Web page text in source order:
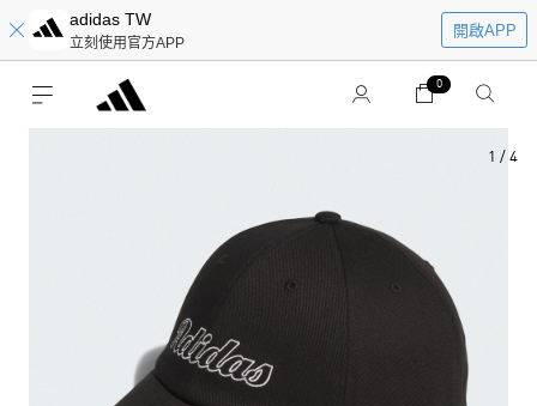
adidas TW
立刻使用官方APP
開啟APP
0
1 / 4